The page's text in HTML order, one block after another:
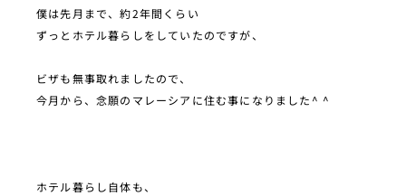
僕は先月まで、約2年間くらい
ずっとホテル暮らしをしていたのですが、
ビザも無事取れましたので、
今月から、念願のマレーシアに住む事になりました^ ^
ホテル暮らし自体も、